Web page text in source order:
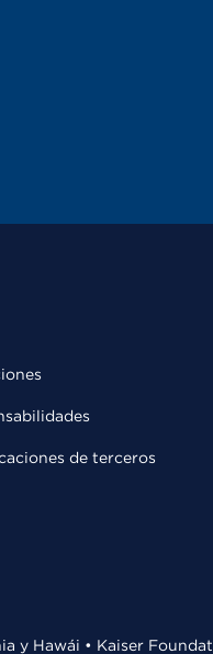
de terceros
y Hawái • Kaiser